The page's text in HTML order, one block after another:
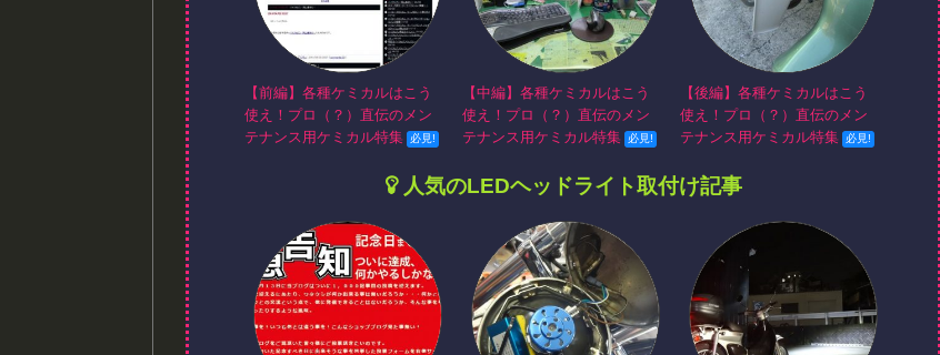
【前編】各種ケミカルはこう
使え！プロ（？）直伝のメン
テナンス用ケミカル特集
【中編】各種ケミカルはこう
使え！プロ（？）直伝のメン
テナンス用ケミカル特集
【後編】各種ケミカルはこう
使え！プロ（？）直伝のメン
テナンス用ケミカル特集
人気のLEDヘッドライト取付け記事